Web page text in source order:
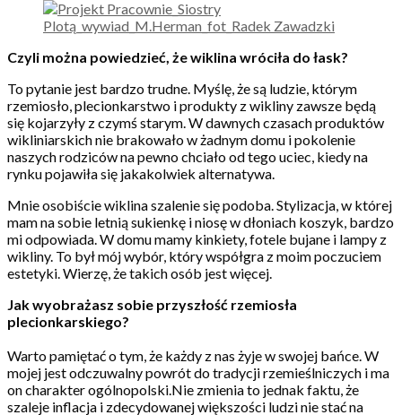
Czyli można powiedzieć, że wiklina wróciła do łask?
To pytanie jest bardzo trudne. Myślę, że są ludzie, którym
rzemiosło, plecionkarstwo i produkty z wikliny zawsze będą
się kojarzyły z czymś starym. W dawnych czasach produktów
wikliniarskich nie brakowało w żadnym domu i pokolenie
naszych rodziców na pewno chciało od tego uciec, kiedy na
rynku pojawiła się jakakolwiek alternatywa.
Mnie osobiście wiklina szalenie się podoba. Stylizacja, w której
mam na sobie letnią sukienkę i niosę w dłoniach koszyk, bardzo
mi odpowiada. W domu mamy kinkiety, fotele bujane i lampy z
wikliny. To był mój wybór, który współgra z moim poczuciem
estetyki. Wierzę, że takich osób jest więcej.
Jak wyobrażasz sobie przyszłość rzemiosła
plecionkarskiego?
Warto pamiętać o tym, że każdy z nas żyje w swojej bańce. W
mojej jest odczuwalny powrót do tradycji rzemieślniczych i ma
on charakter ogólnopolski.Nie zmienia to jednak faktu, że
szaleje inflacja i zdecydowanej większości ludzi nie stać na